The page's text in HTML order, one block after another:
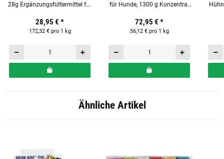
28g Ergänzungsfuttermittel für
28,95 € *
172,32 € pro 1 kg
für Hunde, 1300 g Konzentrat
72,95 € *
56,12 € pro 1 kg
Ähnliche Artikel